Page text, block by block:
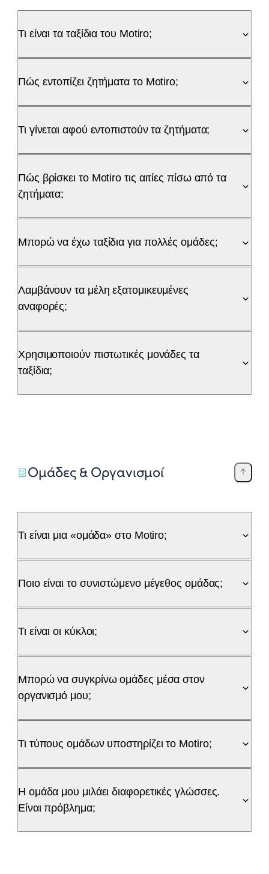
Τι είναι τα ταξίδια του Motiro;
Πώς εντοπίζει ζητήματα το Motiro;
Τι γίνεται αφού εντοπιστούν τα ζητήματα;
Πώς βρίσκει το Motiro τις αιτίες πίσω από τα
ζητήματα;
Μπορώ να έχω ταξίδια για πολλές ομάδες;
Λαμβάνουν τα μέλη εξατομικευμένες
αναφορές;
Χρησιμοποιούν πιστωτικές μονάδες τα
ταξίδια;
Ομάδες & Οργανισμοί
Τι είναι μια «ομάδα» στο Motiro;
Ποιο είναι το συνιστώμενο μέγεθος ομάδας;
Τι είναι οι κύκλοι;
Μπορώ να συγκρίνω ομάδες μέσα στον
οργανισμό μου;
Τι τύπους ομάδων υποστηρίζει το Motiro;
Η ομάδα μου μιλάει διαφορετικές γλώσσες.
Είναι πρόβλημα;